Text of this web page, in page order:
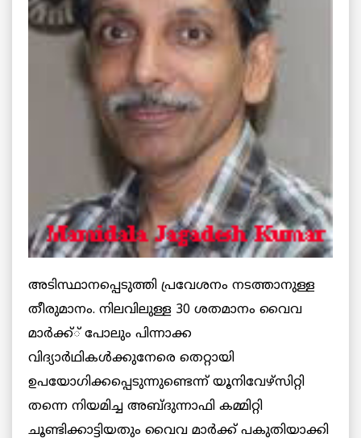
അടിസ്ഥാനപ്പെടുത്തി പ്രവേശനം നടത്താനുള്ള
തീരുമാനം. നിലവിലുള്ള 30 ശതമാനം വൈവ
മാര്‍ക്ക്് പോലും പിന്നാക്ക
വിദ്യാര്‍ഥികള്‍ക്കുനേരെ തെറ്റായി
ഉപയോഗിക്കപ്പെടുന്നുണ്ടെന്ന് യൂനിവേഴ്സിറ്റി
തന്നെ നിയമിച്ച അബ്ദുന്നാഫി കമ്മിറ്റി
ചൂണ്ടിക്കാട്ടിയതും വൈവ മാര്‍ക്ക് പകുതിയാക്കി